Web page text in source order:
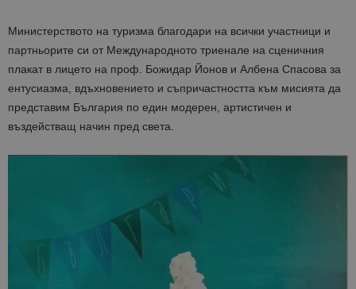
Министерството на туризма благодари на всички участници и
партньорите си от Международното триенале на сценичния
плакат в лицето на проф. Божидар Йонов и Албена Спасова за
ентусиазма, вдъхновението и съпричастността към мисията да
представим България по един модерен, артистичен и
въздействащ начин пред света.